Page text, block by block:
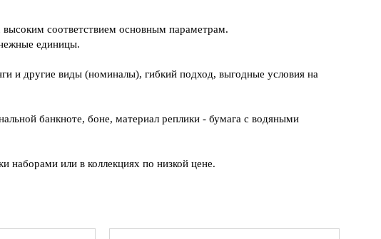
соответствием основным параметрам.
единицы.
и другие виды (номиналы), гибкий подход, выгодные условия на
банкноте, боне, материал реплики - бумага с водяными
наборами или в коллекциях по низкой цене.